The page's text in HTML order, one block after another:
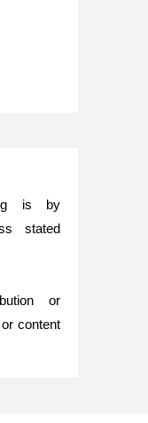
2024
is by
stated
or
content